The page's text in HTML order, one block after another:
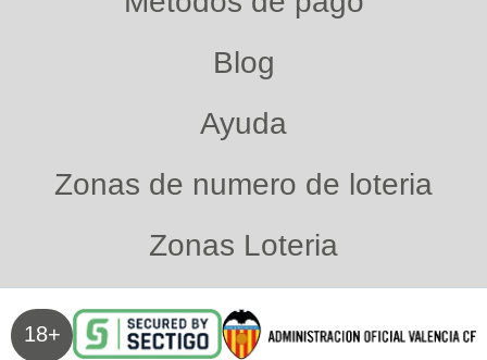
Blog
Ayuda
Zonas de numero de loteria
Zonas Loteria
18+